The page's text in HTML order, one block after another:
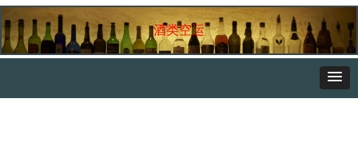
酒类空运